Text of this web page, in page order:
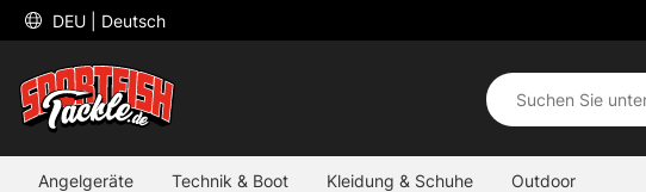
DEU | Deutsch
Angelgeräte Technik & Boot Kleidung & Schuhe Outdoor